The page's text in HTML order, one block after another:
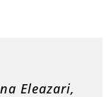
Eleazari,